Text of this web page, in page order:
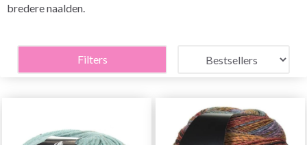
bredere naalden.
Filters